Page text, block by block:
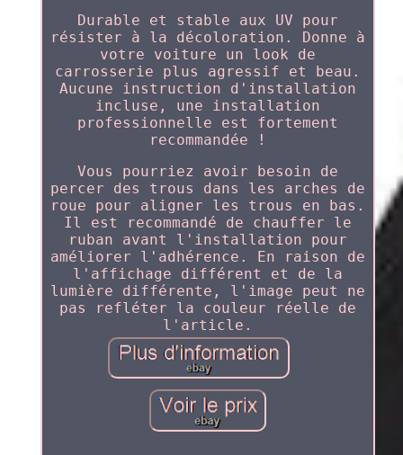
Durable et stable aux UV pour
résister à la décoloration. Donne à
votre voiture un look de
carrosserie plus agressif et beau.
Aucune instruction d'installation
incluse, une installation
professionnelle est fortement
recommandée !
Vous pourriez avoir besoin de
percer des trous dans les arches de
roue pour aligner les trous en bas.
Il est recommandé de chauffer le
ruban avant l'installation pour
améliorer l'adhérence. En raison de
l'affichage différent et de la
lumière différente, l'image peut ne
pas refléter la couleur réelle de
l'article.